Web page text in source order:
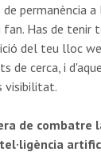
permanència a
fan. Has de tenir
del teu lloc
de cerca, i
visibilitat.
de combatre